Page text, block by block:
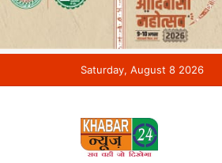
Saturday, August 8 2026